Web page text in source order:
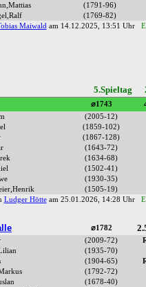
(1791-96)
(1769-82)
Maiwaldam 14.12.2025, 13:51 Uhr
5.Spieltag
⌀1743
(2005-12)
(1859-102)
(1867-128)
(1643-72)
(1634-68)
(1502-41)
(1930-35)
(1505-19)
Ludger Hötteam 25.01.2026, 14:28 Uhr
⌀1782
(2009-72)
(1935-70)
(1904-65)
(1792-72)
(1678-40)